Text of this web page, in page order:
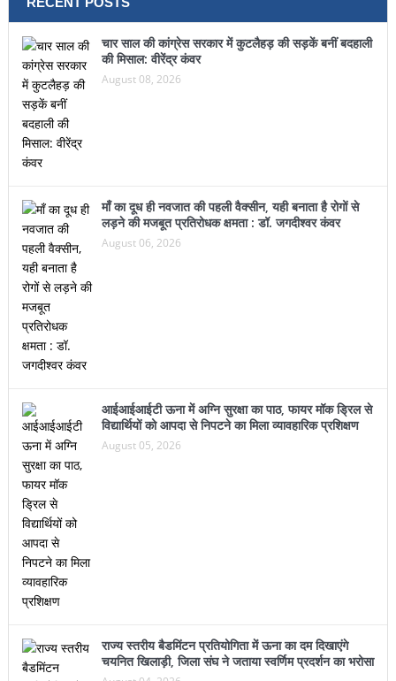
चार साल की कांग्रेस सरकार में कुटलैहड़ की सड़कें बनीं बदहाली
की मिसाल: वीरेंद्र कंवर
August 08, 2026
माँ का दूध ही नवजात की पहली वैक्सीन, यही बनाता है रोगों से
लड़ने की मजबूत प्रतिरोधक क्षमता : डॉ. जगदीश्वर कंवर
August 06, 2026
आईआईआईटी ऊना में अग्नि सुरक्षा का पाठ, फायर मॉक ड्रिल से
विद्यार्थियों को आपदा से निपटने का मिला व्यावहारिक प्रशिक्षण
August 05, 2026
राज्य स्तरीय बैडमिंटन प्रतियोगिता में ऊना का दम दिखाएंगे
चयनित खिलाड़ी, जिला संघ ने जताया स्वर्णिम प्रदर्शन का भरोसा